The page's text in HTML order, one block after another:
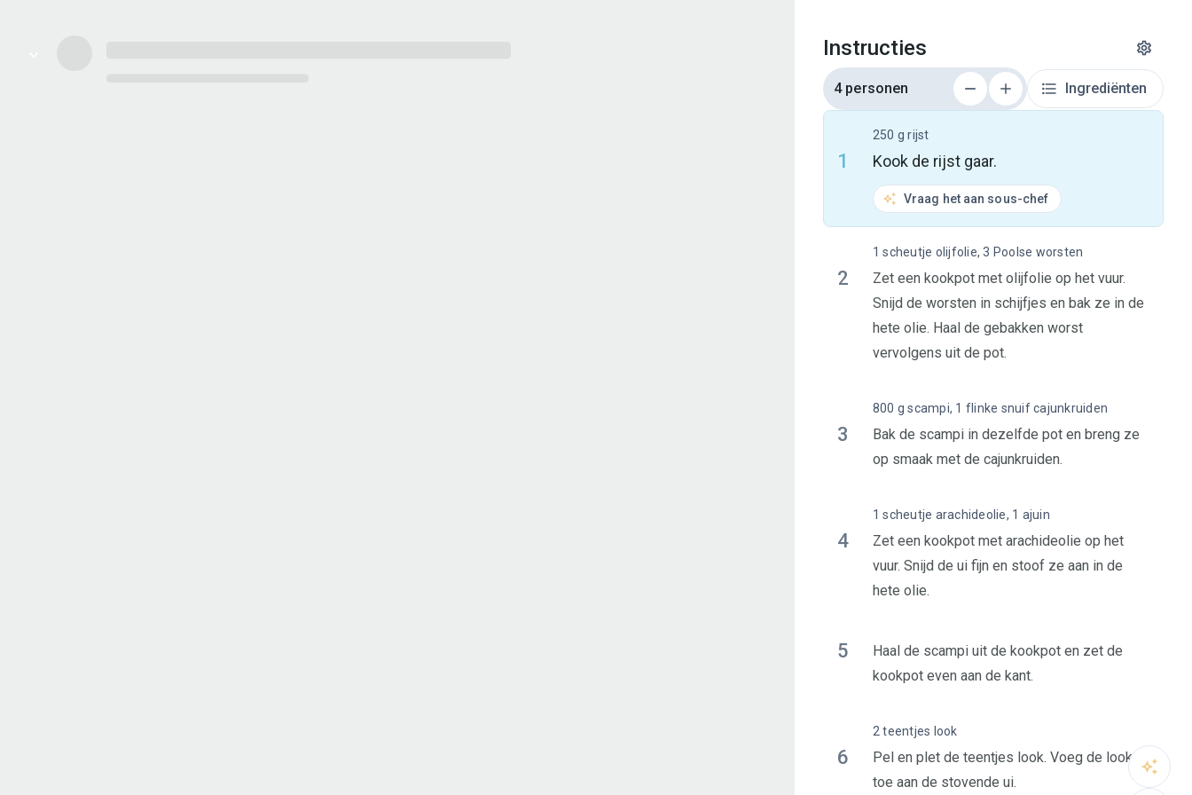
Instructies
4 personen Ingrediënten
1 Kook de rijst gaar.
Vraag het aan sous-chef
250 g rijst
2
Zet een kookpot met olijfolie op het vuur.
Snijd de worsten in schijfjes en bak ze in de
hete olie. Haal de gebakken worst
vervolgens uit de pot.
1 scheutje olijfolie, 3 Poolse worsten
3
Bak de scampi in dezelfde pot en breng ze
op smaak met de cajunkruiden.
800 g scampi, 1 flinke snuif cajunkruiden
4
Zet een kookpot met arachideolie op het
vuur. Snijd de ui fijn en stoof ze aan in de
hete olie.
1 scheutje arachideolie, 1 ajuin
5
Haal de scampi uit de kookpot en zet de
kookpot even aan de kant.
6
Pel en plet de teentjes look. Voeg de look
toe aan de stovende ui.
2 teentjes look